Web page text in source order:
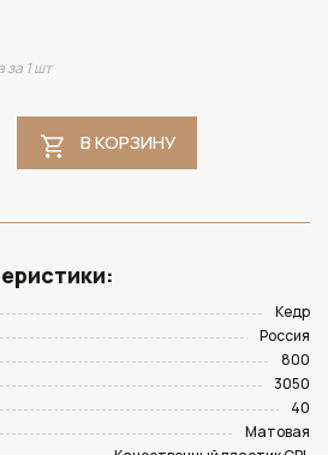
за 1 шт
В КОРЗИНУ
Кедр
Россия
800
3050
40
Матовая